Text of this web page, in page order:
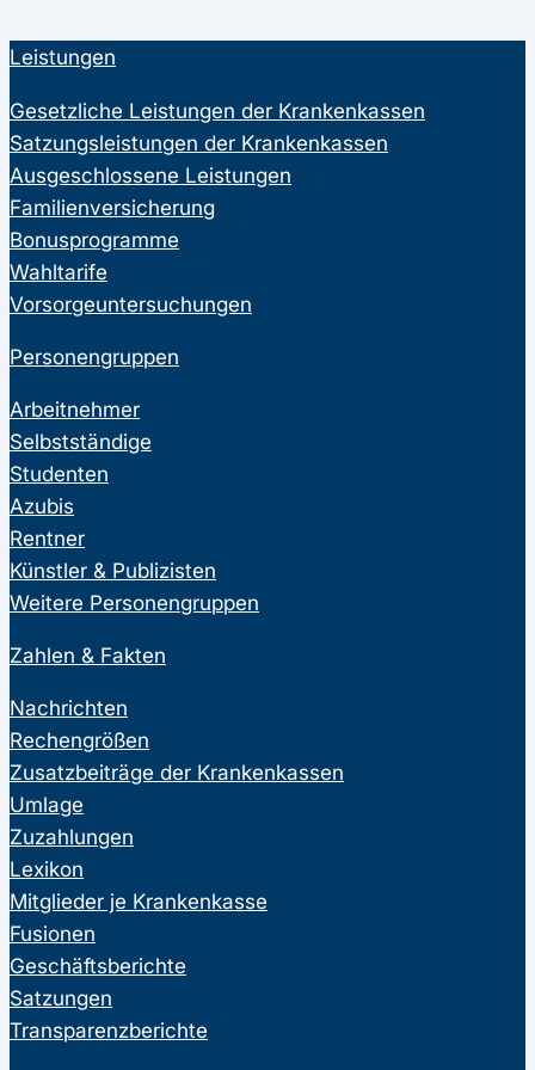
Leistungen
Gesetzliche Leistungen der Krankenkassen
Satzungsleistungen der Krankenkassen
Ausgeschlossene Leistungen
Familienversicherung
Bonusprogramme
Wahltarife
Vorsorgeuntersuchungen
Personengruppen
Arbeitnehmer
Selbstständige
Studenten
Azubis
Rentner
Künstler & Publizisten
Weitere Personengruppen
Zahlen & Fakten
Nachrichten
Rechengrößen
Zusatzbeiträge der Krankenkassen
Umlage
Zuzahlungen
Lexikon
Mitglieder je Krankenkasse
Fusionen
Geschäftsberichte
Satzungen
Transparenzberichte